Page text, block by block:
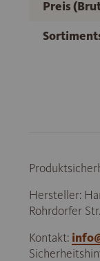
Preis
Hersteller:
Rohrdorfer
Kontakt: